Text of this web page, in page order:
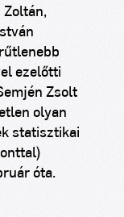
Zoltán,
ezelőtti
Zsolt
olyan
statisztikai
óta.